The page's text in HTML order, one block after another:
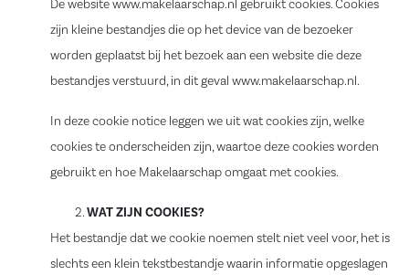
De website www.makelaarschap.nl gebruikt cookies. Cookies
zijn kleine bestandjes die op het device van de bezoeker
worden geplaatst bij het bezoek aan een website die deze
bestandjes verstuurd, in dit geval www.makelaarschap.nl.
In deze cookie notice leggen we uit wat cookies zijn, welke
cookies te onderscheiden zijn, waartoe deze cookies worden
gebruikt en hoe Makelaarschap omgaat met cookies.
WAT ZIJN COOKIES?
Het bestandje dat we cookie noemen stelt niet veel voor, het is
slechts een klein tekstbestandje waarin informatie opgeslagen